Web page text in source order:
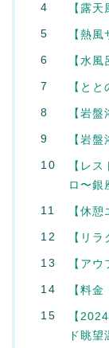
【露
【熱
【水
【と
【岩
【岩
【レ
ロ〜銀
【休
【リ
【ア
【料
【
ド眺